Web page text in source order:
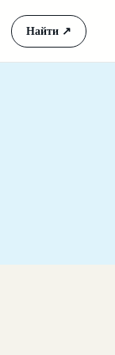
Найти ↗